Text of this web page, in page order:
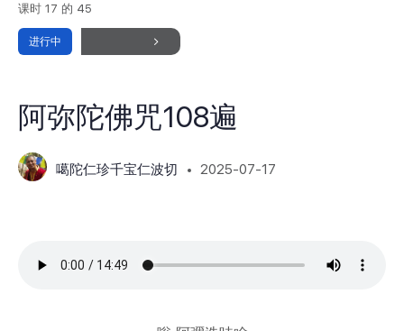
课时 17 的 45
进行中
阿弥陀佛咒108遍
噶陀仁珍千宝仁波切 2025-07-17